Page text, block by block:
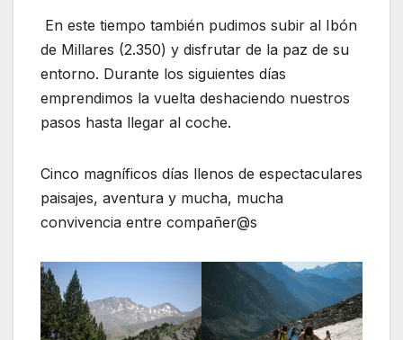
En este tiempo también pudimos subir al Ibón
de Millares (2.350) y disfrutar de la paz de su
entorno. Durante los siguientes días
emprendimos la vuelta deshaciendo nuestros
pasos hasta llegar al coche.
Cinco magníficos días llenos de espectaculares
paisajes, aventura y mucha, mucha
convivencia entre compañer@s